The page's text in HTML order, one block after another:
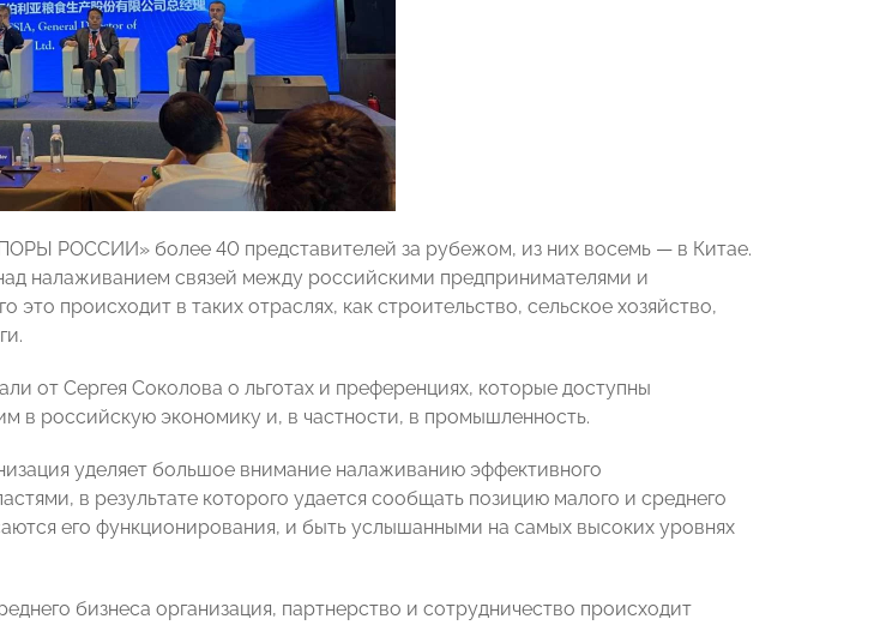
РОССИИ» более 40 представителей за рубежом, из них восемь — в Китае.
налаживанием связей между российскими предпринимателями и
это происходит в таких отраслях, как строительство, сельское хозяйство,
от Сергея Соколова о льготах и преференциях, которые доступны
в российскую экономику и, в частности, в промышленность.
уделяет большое внимание налаживанию эффективного
в результате которого удается сообщать позицию малого и среднего
его функционирования, и быть услышанными на самых высоких уровнях
бизнеса организация, партнерство и сотрудничество происходит